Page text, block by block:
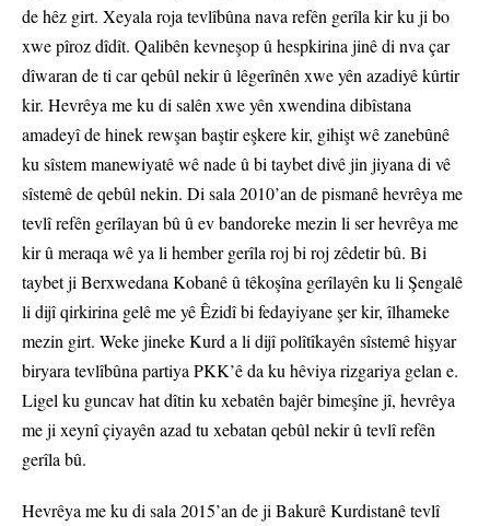
de hêz girt. Xeyala roja tevlîbûna nava refên gerîla kir ku ji bo
xwe pîroz dîdît. Qalibên kevneşop û hespkirina jinê di nva çar
dîwaran de ti car qebûl nekir û lêgerînên xwe yên azadiyê kûrtir
kir. Hevrêya me ku di salên xwe yên xwendina dibîstana
amadeyî de hinek rewşan baştir eşkere kir, gihişt wê zanebûnê
ku sîstem manewiyatê wê nade û bi taybet divê jin jiyana di vê
sîstemê de qebûl nekin. Di sala 2010’an de pismanê hevrêya me
tevlî refên gerîlayan bû û ev bandoreke mezin li ser hevrêya me
kir û meraqa wê ya li hember gerîla roj bi roj zêdetir bû. Bi
taybet ji Berxwedana Kobanê û têkoşîna gerîlayên ku li Şengalê
li dijî qirkirina gelê me yê Êzidî bi fedayiyane şer kir, îlhameke
mezin girt. Weke jineke Kurd a li dijî polîtîkayên sîstemê hişyar
biryara tevlîbûna partiya PKK’ê da ku hêviya rizgariya gelan e.
Ligel ku guncav hat dîtin ku xebatên bajêr bimeşîne jî, hevrêya
me ji xeynî çiyayên azad tu xebatan qebûl nekir û tevlî refên
gerîla bû.
Hevrêya me ku di sala 2015’an de ji Bakurê Kurdistanê tevlî